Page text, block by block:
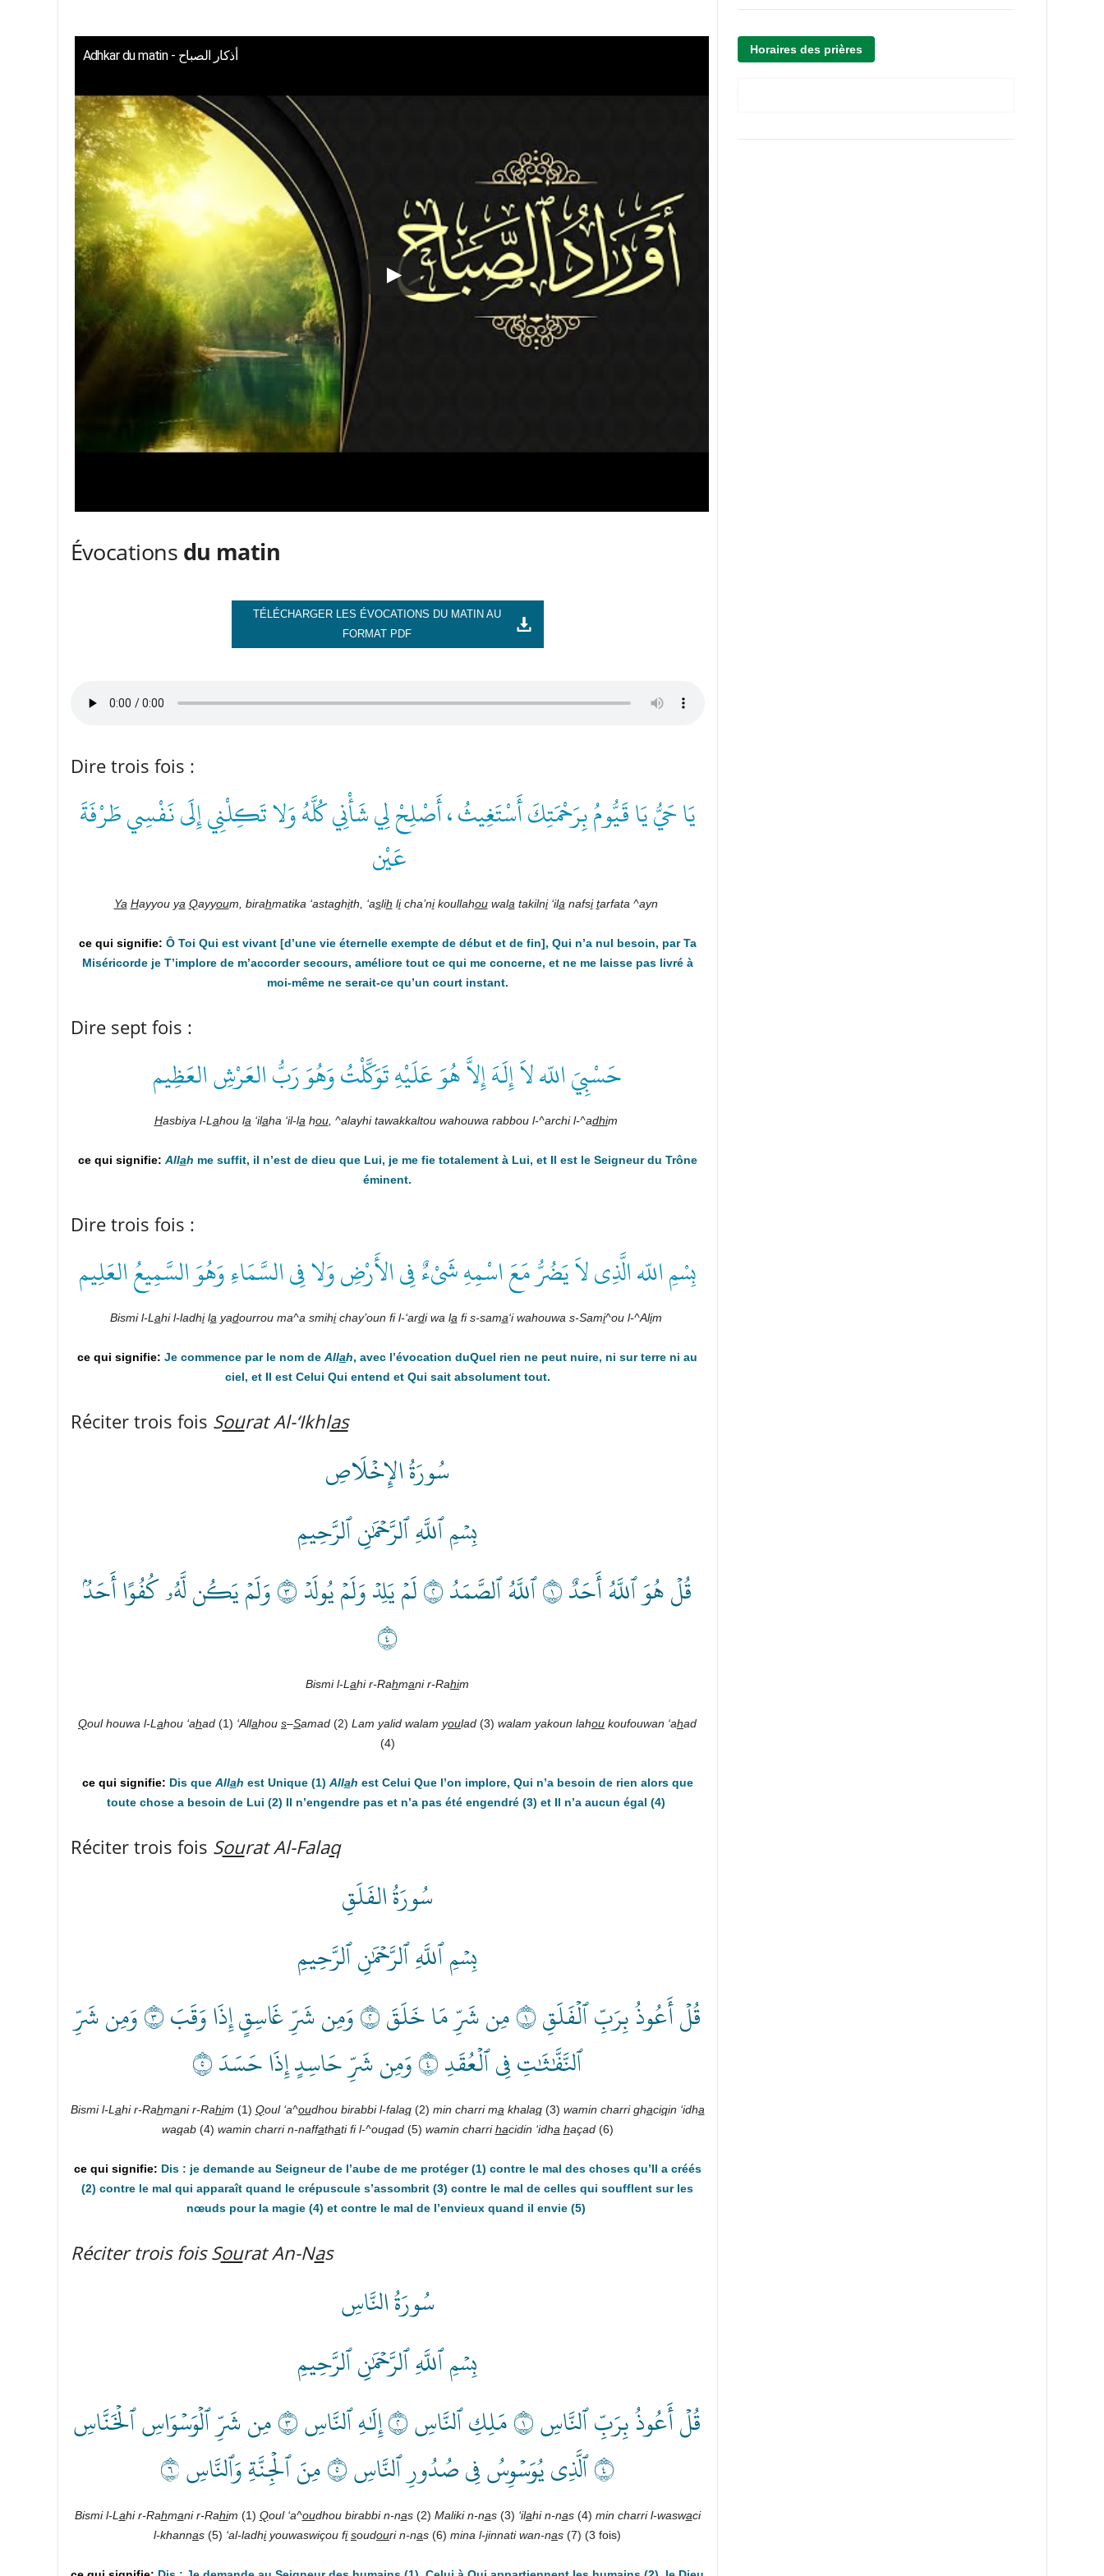
Adhkar du matin - أذكار الصباح
Évocations du matin
TÉLÉCHARGER LES ÉVOCATIONS DU MATIN AU
FORMAT PDF
Dire trois fois :
يَا حَيُّ يَا قَيُّومُ بِرَحْمَتِكَ أَسْتَغِيثُ ، أَصْلِحْ لِي شَأْنِي كُلَّهُ وَلا تَكِلْنِي إِلَى نَفْسِي طَرْفَةَ
عَيْن
Ya Hayyou ya Qayyoum, birah­matika ‘astaghith, ‘aslih licha’nikoullahouwala takilni‘ila nafsi tarfata ^ayn
Ô Toi Qui est vivant [d’une vie éternelle exempte de début et de fin], Qui n’a nul besoin, par Ta
Miséricorde je T’implore de m’accorder secours, améliore tout ce qui me concerne, et ne me laisse pas livré à
moi-même ne serait-ce qu’un court instant.
Dire sept fois :
حَسْبِيَ اللّه لاَ إِلَـهَ إِلاَّ هُوَ عَلَيْهِ تَوَكَّلْتُ وَهُوَ رَبُّ العَرْشِ العَظِيم
Hasbiya l-L ahou la ‘ilaha ‘il-la hou, ^alayhi tawakkaltou wa­houwa rabbou l-^archi l-^adhim
Allah me suffit, il n’est de dieu que Lui, je me fie totalement à Lui, et Il est le Seigneur du Trône
éminent.
Dire trois fois :
بِسْمِ اللّه الَّذِى لاَ يَضُرُّ مَعَ اسْمِهِ شَىْءٌ فِى الأَرْضِ وَلا فِى السَّمَاءِ وَهُوَ السَّمِيعُ العَلِيم
Bismi l-L ahi l-ladhila yadourrou ma^a smihichay’oun fi l-‘ardi wa la fi s-sama‘i wahouwa s-Sami­^ou l-^Alim
Je commence par le nom de Allah, avec l’évocation duQuel rien ne peut nuire, ni sur terre ni au
ciel, et Il est Celui Qui entend et Qui sait absolument tout.
Réciter trois fois Sourat Al-‘Ikhlas
سُورَةُ الإِخۡلَاصِ
بِسۡمِ ٱللَّهِ ٱلرَّحۡمَٰنِ ٱلرَّحِيمِ
قُلۡ هُوَ ٱللَّهُ أَحَدٌ ١ ٱللَّهُ ٱلصَّمَدُ ٢ لَمۡ يَلِدۡ وَلَمۡ يُولَدۡ ٣ وَلَمۡ يَكُن لَّهُۥ كُفُوًا أَحَدُۢ
٤
Bismi l-L ahi r-Rahmani r-Rahim
Qoul houwa l-L ahou ‘ahad (1) ‘Allahou s–Samad (2) Lam yalid walam youlad (3) walam yakoun lahou koufouwan ‘ahad
(4)
Dis que Allah est Unique (1) Allah est Celui Que l’on implore, Qui n’a besoin de rien alors que
toute chose a besoin de Lui (2) Il n’engendre pas et n’a pas été engendré (3) et Il n’a aucun égal (4)
Réciter trois fois Sourat Al-Falaq
سُورَةُ الفَلَقِ
بِسۡمِ ٱللَّهِ ٱلرَّحۡمَٰنِ ٱلرَّحِيمِ
قُلۡ أَعُوذُ بِرَبِّ ٱلۡفَلَقِ ١ مِن شَرِّ مَا خَلَقَ ٢ وَمِن شَرِّ غَاسِقٍ إِذَا وَقَبَ ٣ وَمِن شَرِّ
ٱلنَّفَّٰثَٰتِ فِي ٱلۡعُقَدِ ٤ وَمِن شَرِّ حَاسِدٍ إِذَا حَسَدَ ٥
Bismi l-L ahi r-Rahmani r-Rahim (1) Qoul ‘a^oudhou birabbi l-falaq (2) min charri ma khalaq (3) wamin charri ghaciqin ‘idha
waqab (4) wamin charri n-naffa­thati fi l-^ouqad (5) wamin charrihacidin ‘idha haçad (6)
Dis : je demande au Seigneur de l’aube de me protéger (1) contre le mal des choses qu’Il a créés
(2) contre le mal qui apparaît quand le crépuscule s’assombrit (3) contre le mal de celles qui soufflent sur les
nœuds pour la magie (4) et contre le mal de l’envieux quand il envie (5)
Réciter trois fois Sourat An-Nas
سُورَةُ النَّاسِ
بِسۡمِ ٱللَّهِ ٱلرَّحۡمَٰنِ ٱلرَّحِيمِ
قُلۡ أَعُوذُ بِرَبِّ ٱلنَّاسِ ١ مَلِكِ ٱلنَّاسِ ٢ إِلَٰهِ ٱلنَّاسِ ٣ مِن شَرِّ ٱلۡوَسۡوَاسِ ٱلۡخَنَّاسِ
٤ ٱلَّذِي يُوَسۡوِسُ فِي صُدُورِ ٱلنَّاسِ ٥ مِنَ ٱلۡجِنَّةِ وَٱلنَّاسِ ٦
Bismi l-L ahi r-Rahmani r-Rahim (1) Qoul ‘a^oudhoubirabbi n-nas (2) Maliki n-nas (3) ‘ilahi n-nas (4) min charri l-waswaci
l-khan­nas (5) ‘al-ladhiyouwaswi­çou fi sou­douri n-nas (6) mina l-jinnati wan-nas (7) (3 fois)
Horaires des prières